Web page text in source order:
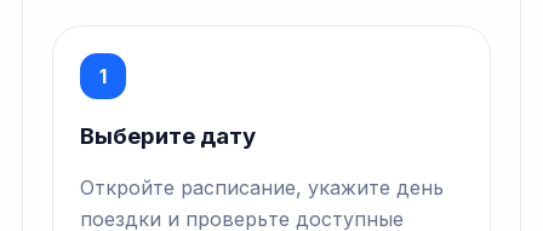
1
Выберите дату
Откройте расписание, укажите день
поездки и проверьте доступные